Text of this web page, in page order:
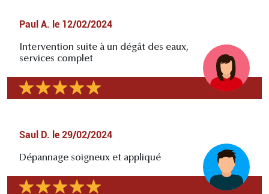
Paul A. le 12/02/2024
Intervention suite à un dégât des eaux,
services complet
Saul D. le 29/02/2024
Dépannage soigneux et appliqué